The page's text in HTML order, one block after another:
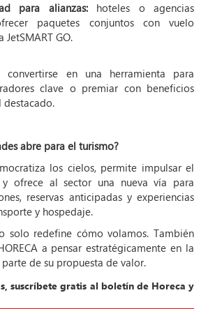
para alianzas: hoteles o agencias
paquetes conjuntos con vuelo
JetSMART GO.
convertirse en una herramienta para
clave o premiar con beneficios
destacado.
abre para el turismo?
los cielos, permite impulsar el
ofrece al sector una nueva vía para
reservas anticipadas y experiencias
y hospedaje.
solo redefine cómo volamos. También
a pensar estratégicamente en la
de su propuesta de valor.
suscríbete gratis al boletín de Horeca y